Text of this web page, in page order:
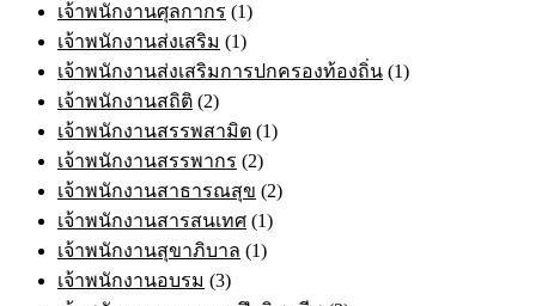
เจ้าพนักงานศุลกากร (1)
เจ้าพนักงานส่งเสริม (1)
เจ้าพนักงานส่งเสริมการปกครองท้องถิ่น (1)
เจ้าพนักงานสถิติ (2)
เจ้าพนักงานสรรพสามิต (1)
เจ้าพนักงานสรรพากร (2)
เจ้าพนักงานสาธารณสุข (2)
เจ้าพนักงานสารสนเทศ (1)
เจ้าพนักงานสุขาภิบาล (1)
เจ้าพนักงานอบรม (3)